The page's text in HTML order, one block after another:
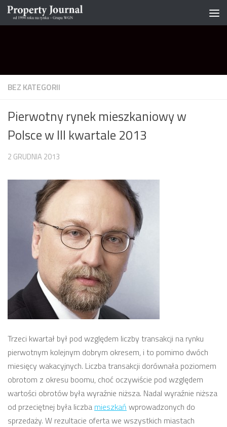
Skip to content
BEZ KATEGORII
Pierwotny rynek mieszkaniowy w
Polsce w III kwartale 2013
2 GRUDNIA 2013
Trzeci kwartał był pod względem liczby transakcji na rynku
pierwotnym kolejnym dobrym okresem, i to pomimo dwóch
miesięcy wakacyjnych. Liczba transakcji dorównała poziomem
obrotom z okresu boomu, choć oczywiście pod względem
wartości obrotów była wyraźnie niższa. Nadal wyraźnie niższa
od przeciętnej była liczba mieszkań wprowadzonych do
sprzedaży. W rezultacie oferta we wszystkich miastach